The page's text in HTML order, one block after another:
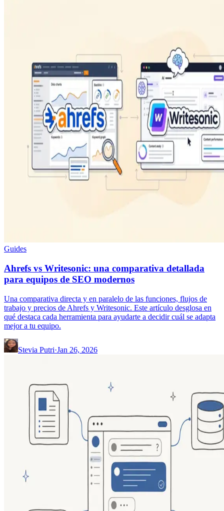
Guides
Ahrefs vs Writesonic: una comparativa detallada
para equipos de SEO modernos
Una comparativa directa y en paralelo de las funciones, flujos de
trabajo y precios de Ahrefs y Writesonic. Este artículo desglosa en
qué destaca cada herramienta para ayudarte a decidir cuál se adapta
mejor a tu equipo.
Stevia Putri·Jan 26, 2026